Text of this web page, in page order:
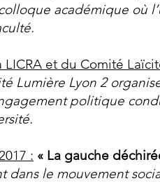
académique où
et du Comité
Lumière Lyon 2
politique
: « La gauche
dans le mouvement